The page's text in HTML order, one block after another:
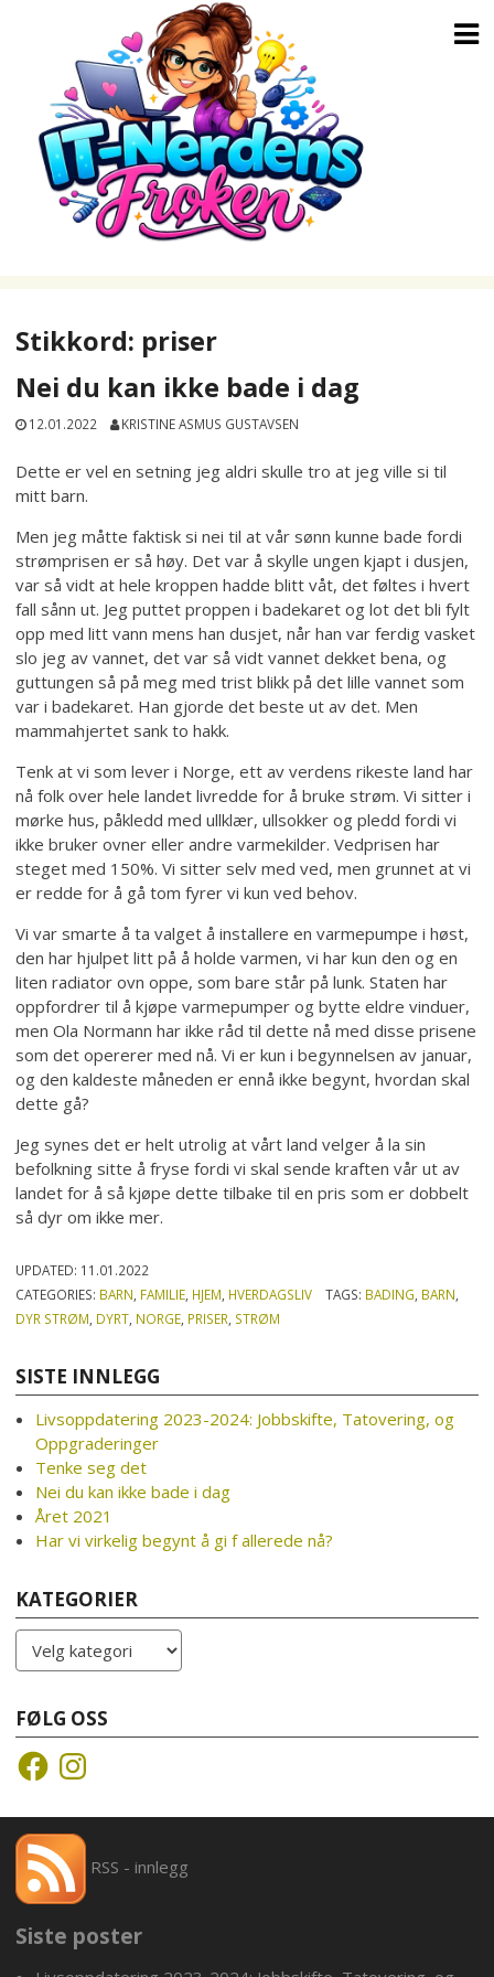
Stikkord: priser
Nei du kan ikke bade i dag
12.01.2022 KRISTINE ASMUS GUSTAVSEN
Dette er vel en setning jeg aldri skulle tro at jeg ville si til
mitt barn.
Men jeg måtte faktisk si nei til at vår sønn kunne bade fordi
strømprisen er så høy. Det var å skylle ungen kjapt i dusjen,
var så vidt at hele kroppen hadde blitt våt, det føltes i hvert
fall sånn ut. Jeg puttet proppen i badekaret og lot det bli fylt
opp med litt vann mens han dusjet, når han var ferdig vasket
slo jeg av vannet, det var så vidt vannet dekket bena, og
guttungen så på meg med trist blikk på det lille vannet som
var i badekaret. Han gjorde det beste ut av det. Men
mammahjertet sank to hakk.
Tenk at vi som lever i Norge, ett av verdens rikeste land har
nå folk over hele landet livredde for å bruke strøm. Vi sitter i
mørke hus, påkledd med ullklær, ullsokker og pledd fordi vi
ikke bruker ovner eller andre varmekilder. Vedprisen har
steget med 150%. Vi sitter selv med ved, men grunnet at vi
er redde for å gå tom fyrer vi kun ved behov.
Vi var smarte å ta valget å installere en varmepumpe i høst,
den har hjulpet litt på å holde varmen, vi har kun den og en
liten radiator ovn oppe, som bare står på lunk. Staten har
oppfordrer til å kjøpe varmepumper og bytte eldre vinduer,
men Ola Normann har ikke råd til dette nå med disse prisene
som det opererer med nå. Vi er kun i begynnelsen av januar,
og den kaldeste måneden er ennå ikke begynt, hvordan skal
dette gå?
Jeg synes det er helt utrolig at vårt land velger å la sin
befolkning sitte å fryse fordi vi skal sende kraften vår ut av
landet for å så kjøpe dette tilbake til en pris som er dobbelt
så dyr om ikke mer.
UPDATED: 11.01.2022
CATEGORIES: BARN FAMILIE HJEM HVERDAGSLIV TAGS: BADING BARN
DYR STRØM DYRT NORGE PRISER STRØM
SISTE INNLEGG
Livsoppdatering 2023-2024: Jobbskifte, Tatovering, og
Oppgraderinger
Tenke seg det
Nei du kan ikke bade i dag
Året 2021
Har vi virkelig begynt å gi f allerede nå?
KATEGORIER
Kategorier
FØLG OSS
FacebookInstagram
RSS - innlegg
Siste poster